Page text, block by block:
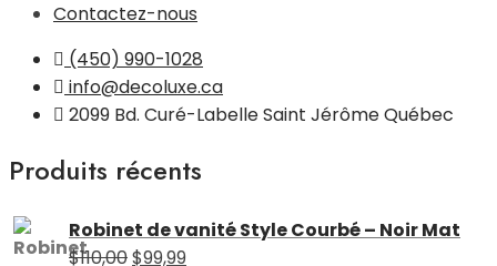
Contactez-nous
(450) 990-1028
info@decoluxe.ca
2099 Bd. Curé-Labelle Saint Jérôme Québec
Produits récents
Robinet de vanité Style Courbé – Noir Mat
$110,00Le
$99,99